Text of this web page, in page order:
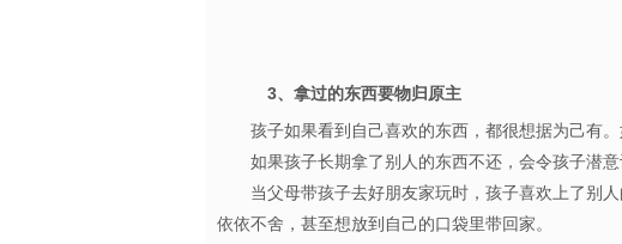
3、拿过的东西要物归原主
孩子如果看到自己喜欢的东西，都很想据为己
如果孩子长期拿了别人的东西不还，会令孩子潜
当父母带孩子去好朋友家玩时，孩子喜欢上了别人
依依不舍，甚至想放到自己的口袋里带回家。